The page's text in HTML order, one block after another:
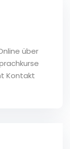
über
Kontakt